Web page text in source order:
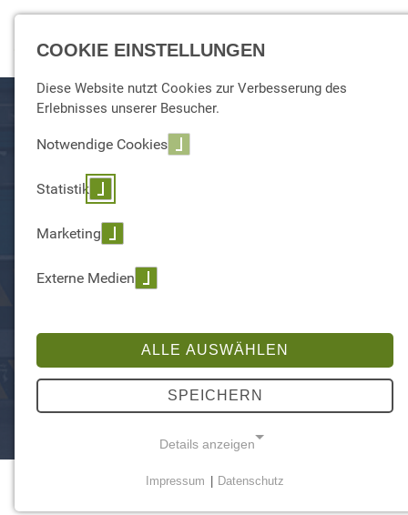
TRANSPORT & LOGISTIK
Kistenweise Daten auf dem Anhänger
COOKIE EINSTELLUNGEN
Diese Website nutzt Cookies zur Verbesserung des
Erlebnisses unserer Besucher.
Notwendige Cookies
Statistik
Marketing
Externe Medien
ALLE AUSWÄHLEN
SPEICHERN
Details anzeigen
Impressum Datenschutz